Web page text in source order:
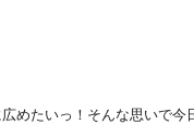
めたいっ！そんな思いで今